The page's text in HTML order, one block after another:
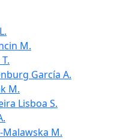
M.
García A.
M.
Lisboa S.
Malawska M.